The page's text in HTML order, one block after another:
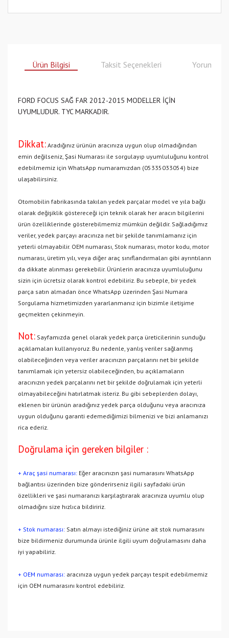
Ürün Bilgisi Taksit Seçenekleri Yorumlar
FORD FOCUS SAĞ FAR 2012-2015 MODELLER İÇİN
UYUMLUDUR. TYC MARKADIR.
Dikkat: Aradığınız ürünün aracınıza uygun olup olmadığından
emin değilseniz, Şasi Numarası ile sorgulayıp uyumluluğunu kontrol
edebilmemiz için WhatsApp numaramızdan (05335033054) bize
ulaşabilirsiniz.
Otomobilin fabrikasında takılan yedek parçalar model ve yıla bağlı
olarak değişiklik göstereceği için teknik olarak her aracın bilgilerini
ürün özelliklerinde gösterebilmemiz mümkün değildir. Sağladığımız
veriler, yedek parçayı aracınıza net bir şekilde tanımlamanız için
yeterli olmayabilir. OEM numarası, Stok numarası, motor kodu, motor
numarası, üretim yılı, veya diğer araç sınıflandırmaları gibi ayrıntıların
da dikkate alınması gerekebilir. Ürünlerin aracınıza uyumluluğunu
sizin için ücretsiz olarak kontrol edebiliriz. Bu sebeple, bir yedek
parça satın almadan önce WhatsApp üzerinden Şasi Numara
Sorgulama hizmetimizden yararlanmanız için bizimle iletişime
geçmekten çekinmeyin.
Not: Sayfamızda genel olarak yedek parça üreticilerinin sunduğu
açıklamaları kullanıyoruz. Bu nedenle, yanlış veriler sağlanmış
olabileceğinden veya veriler aracınızın parçalarını net bir şekilde
tanımlamak için yetersiz olabileceğinden, bu açıklamaların
aracınızın yedek parçalarını net bir şekilde doğrulamak için yeterli
olmayabileceğini hatırlatmak isteriz. Bu gibi sebeplerden dolayı,
eklenen bir ürünün aradığınız yedek parça olduğunu veya aracınıza
uygun olduğunu garanti edemediğimizi bilmenizi ve bizi anlamanızı
rica ederiz.
Doğrulama için gereken bilgiler :
+ Araç şasi numarası: Eğer aracınızın şasi numarasını WhatsApp
bağlantısı üzerinden bize gönderirseniz ilgili sayfadaki ürün
özellikleri ve şasi numaranızı karşılaştırarak aracınıza uyumlu olup
olmadığını size hızlıca bildiririz.
+ Stok numarası: Satın almayı istediğiniz ürüne ait stok numarasını
bize bildirmeniz durumunda ürünle ilgili uyum doğrulamasını daha
iyi yapabiliriz.
+ OEM numarası: aracınıza uygun yedek parçayı tespit edebilmemiz
için OEM numarasını kontrol edebiliriz.